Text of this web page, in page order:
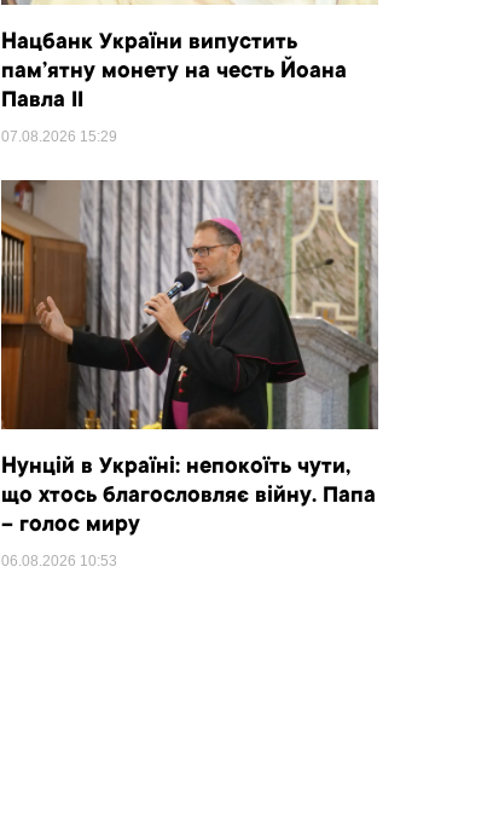
Нацбанк України випустить
пам’ятну монету на честь Йоана
Павла II
07.08.2026 15:29
Нунцій в Україні: непокоїть чути,
що хтось благословляє війну. Папа
– голос миру
06.08.2026 10:53